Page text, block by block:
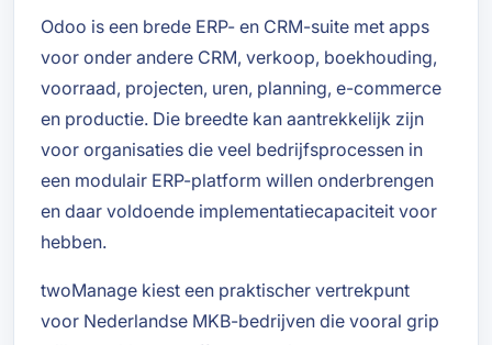
Odoo is een brede ERP- en CRM-suite met apps
voor onder andere CRM, verkoop, boekhouding,
voorraad, projecten, uren, planning, e-commerce
en productie. Die breedte kan aantrekkelijk zijn
voor organisaties die veel bedrijfsprocessen in
een modulair ERP-platform willen onderbrengen
en daar voldoende implementatiecapaciteit voor
hebben.
twoManage kiest een praktischer vertrekpunt
voor Nederlandse MKB-bedrijven die vooral grip